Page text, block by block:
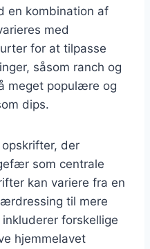
en kombination af
med
for at tilpasse
såsom ranch og
meget populære og
dips.
der
som centrale
kan variere fra en
til mere
forskellige
hjemmelavet